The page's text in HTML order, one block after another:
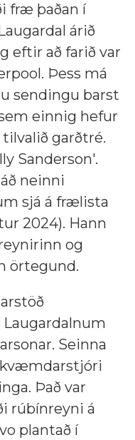
fræ þaðan í
árið
eftir að farið var
Þess má
sendingu barst
einnig hefur
garðtré.
Sanderson'.
neinni
sjá á frælista
2024). Hann
og
örtegund.
Laugardalnum
Seinna
Það var
rúbínreyni á
plantað í